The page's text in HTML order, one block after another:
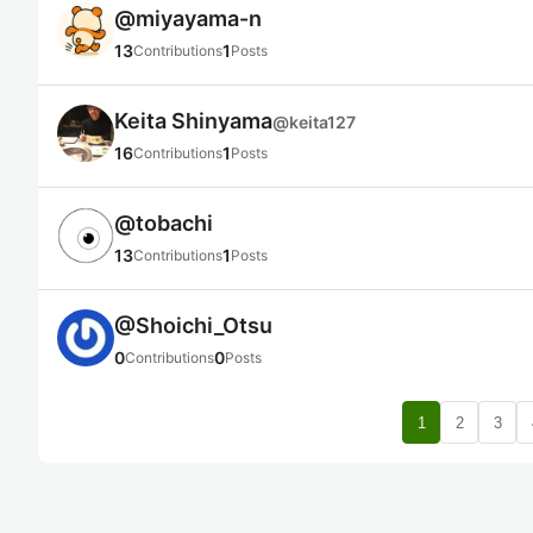
@miyayama-n
13Contributions1 Posts
Keita Shinyama@keita127
16Contributions1 Posts
@tobachi
13Contributions1 Posts
@Shoichi_Otsu
0Contributions0Posts
1 2 3